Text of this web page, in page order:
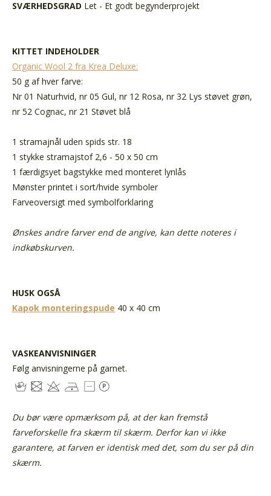
SVÆRHEDSGRAD Let - Et godt begynderprojekt
KITTET INDEHOLDER
Organic Wool 2 fra Krea Deluxe:
50 g af hver farve:
Nr 01 Naturhvid, nr 05 Gul, nr 12 Rosa, nr 32 Lys støvet grøn,
nr 52 Cognac, nr 21 Støvet blå
1 stramajnål uden spids str. 18
1 stykke stramajstof 2,6 - 50 x 50 cm
1 færdigsyet bagstykke med monteret lynlås
Mønster printet i sort/hvide symboler
Farveoversigt med symbolforklaring
Ønskes andre farver end de angive, kan dette noteres i
indkøbskurven.
HUSK OGSÅ
Kapok monteringspude 40 x 40 cm
VASKEANVISNINGER
Følg anvisningerne på garnet.
Du bør være opmærksom på, at der kan fremstå
farveforskelle fra skærm til skærm. Derfor kan vi ikke
garantere, at farven er identisk med det, som du ser på din
skærm.